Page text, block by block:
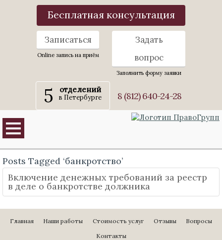
Бесплатная консультация
Записаться
Online запись на приём
Задать
вопрос
Заполнить форму заявки
5 отделений
в Петербурге 8 (812) 640-24-28
Posts Tagged ‘банкротство’
Включение денежных требований за реестр
в деле о банкротстве должника
Главная Наши работы Стоимость услуг Отзывы
Вопросы
Контакты